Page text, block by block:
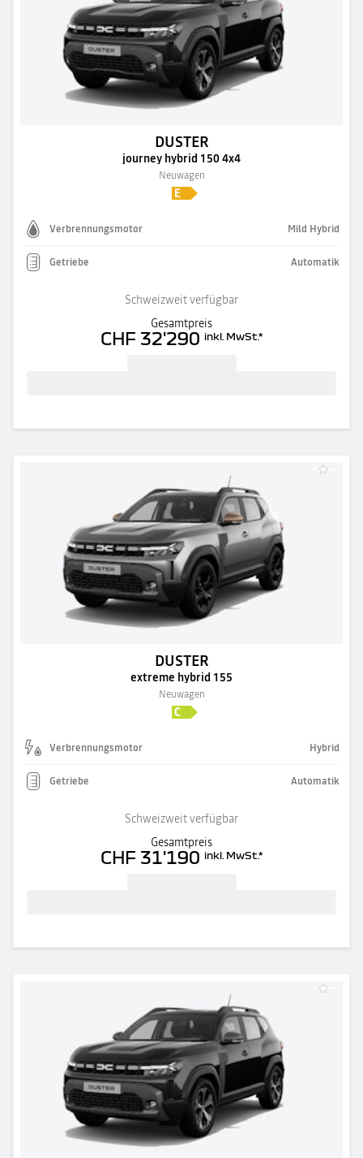
DUSTER
journey hybrid 150 4x4
Neuwagen
Verbrennungsmotor Mild Hybrid
Getriebe Automatik
Schweizweit verfügbar
Gesamtpreis
CHF 32'290 inkl. MwSt.*
DUSTER
extreme hybrid 155
Neuwagen
Verbrennungsmotor Hybrid
Getriebe Automatik
Schweizweit verfügbar
Gesamtpreis
CHF 31'190 inkl. MwSt.*